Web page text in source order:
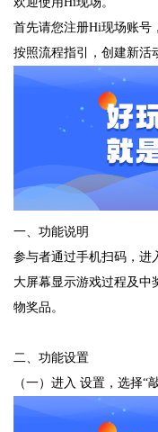
首先请您注册Hi现场账号
按照流程指引，创建新活
一、功能说明
参与者通过手机扫码，进
大屏幕显示游戏过程及中
物奖品。
二、功能设置
（一）进入 设置，选择“